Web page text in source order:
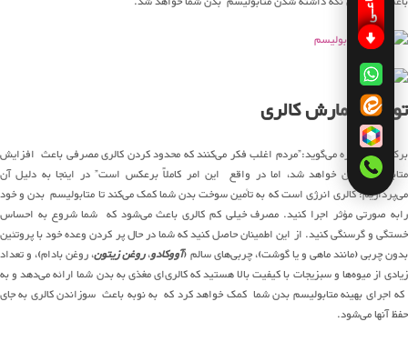
توقف شمارش کالری
برک دراین بارهمی‌گوید:”مردم اغلب فکرمی‌کنندکه محدود کردن کالری مصرفی باعث افزایش
متابولیسم بدن خواهد شد، امادر واقعاین امر کاملاًبرعکس است” در اینجا به دلیل آن
می‌پردازیم: کالری انرژی است که بهتأمینسوخت بدن شما کمکمی‌کندتا متابولیسم بدن و خود
رابه صورتیمؤثر اجرا کنید. مصرف خیلیکم کالری باعثمی‌شود که شما شروع به احساس
خستگی و گرسنگی کنید. از این اطمینان حاصل کنید که شما در حال پر کردن وعده خود با پروتئین
بدون چربی (مانند ماهی و یا گوشت)،چربی‌هایسالم (آووکادو،روغنزیتون، روغن بادام)، و تعداد
زیادی ازمیوه‌هاو سبزیجاتباکیفیتبالا هستید کهکالری‌ایمغذی به بدن شما ارائهمی‌دهدو به
که اجرای بهینه متابولیسم بدن شما کمک خواهد کرد که بهنوبهباعث سوزاندن کالریبهجای
حفظ آنهامی‌شود.